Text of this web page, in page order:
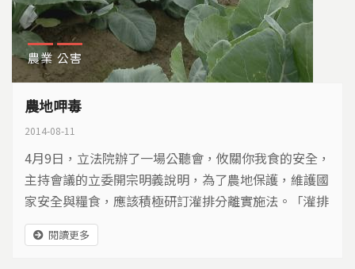
農業 公害
農地呷毒
2014-08-11
4月9日，立法院辦了一場公聽會，攸關你我食的安全，
主持會議的立委開宗明義說明，為了農地保護，維護國
家安全與糧食，應該積極研訂灌排分離實施法。「灌排
分離」是個重要課題，因為我們賴以生存的農地，正喝
著各式各樣的毒水… 後勁溪，短短21公里，沿岸是高
閱讀更多